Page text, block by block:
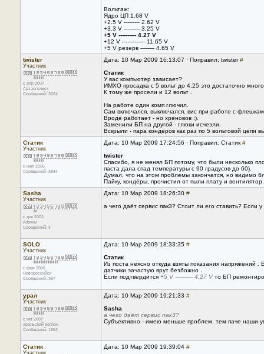
Вольтаж:
Ядро ЦП 1.68 V
+2.5 V --------- 2.62 V
+3.3 V --------- 3.25 V
+5 V ---------- 4.27 V
+12 V ------------- 11.65 V
+5 V резерв -------- 4.65 V
twister
Участник
с апр 2007
Архангельск
Сообщений: 3264
Дата: 10 Мар 2009 16:13:07 · Поправил: twister#
Статик
У вас компьютер зависает?
ИМХО просадка с 5 вольт до 4.25 это достаточно
К тому же просели и 12 вольт .
На работе один комп глючил.
Сам включался, выключался, вис при работе с
Вроде работает - но хреновов ;).
Заменили БП на другой - глюки исчезли.
Вскрыли - пара кондеров как раз по 5 вольтовой цепи
Статик
Участник
с июл 2006
Сообщений: 3844
Дата: 10 Мар 2009 17:24:56 · Поправил: Статик #
twister
Спасибо, я не менял БП потому, что были несколько
паста дала спад температуры с 90 градусов до 60).
Думал, что на этом проблемы закончатся, но видимо
Пайку, кондёры, прочистил от пыли плату и вентилятор.
Sasha
Участник
с дек 2003
Афины
Сообщений: 4
Дата: 10 Мар 2009 18:26:30 #
а чего даёт сервис пак3? Стоит ли его ставить? Если
SOLO
Участник
с фев 2006
Новороссийск
Сообщений: 367
Дата: 10 Мар 2009 18:33:35 #
Статик
Из поста неясно откуда взяты показания
датчики эачастую врут безбожно .
Если подтвердится +5 V ---------- 4.27 Vто БП
урал
Участник
с окт 2007
уральский регион
Сообщений: 1863
Дата: 10 Мар 2009 19:21:33 #
Sasha
а чего даёт сервис пак3?
Субъективно - имею меньше проблем, тем паче наши
Статик
Участник
Дата: 10 Мар 2009 19:39:04 #